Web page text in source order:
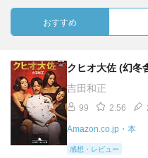
おすすめ
クヒオ大佐 (幻冬
吉田和正
99 2.56
Amazon.co.jp・本
感想・レビュー